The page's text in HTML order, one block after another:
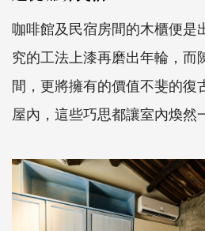
咖啡館及民宿房間的木櫃便是
究的工法上漆再磨出年輪，而
間，更將擁有的價值不斐的復
屋內，這些巧思都讓室內煥然